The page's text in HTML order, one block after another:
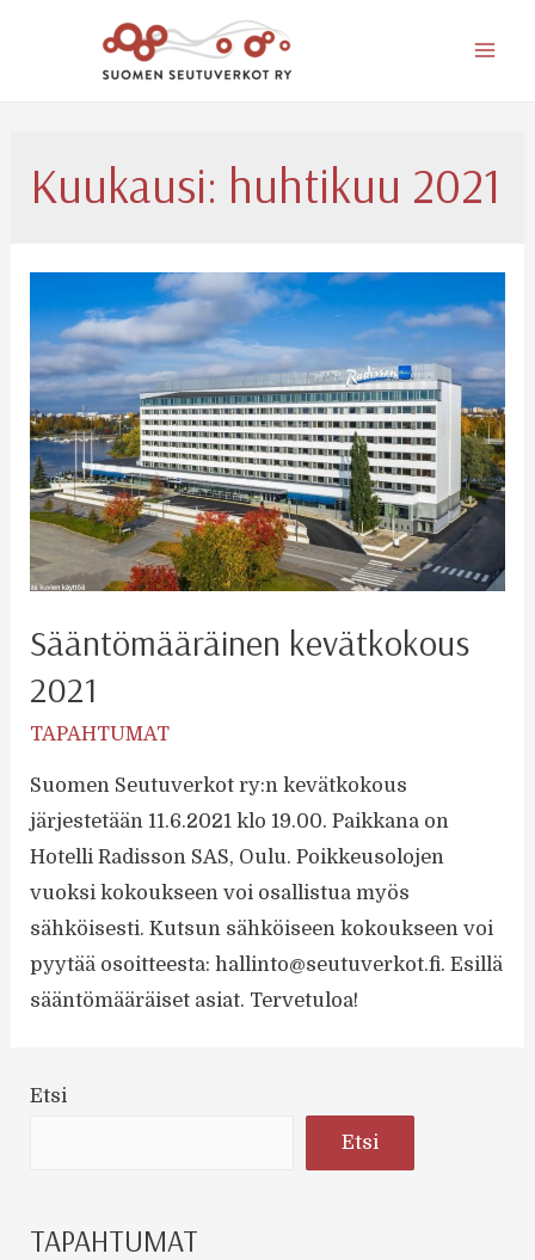
Kuukausi: huhtikuu 2021
Sääntömääräinen kevätkokous
2021
TAPAHTUMAT
Suomen Seutuverkot ry:n kevätkokous
järjestetään 11.6.2021 klo 19.00. Paikkana on
Hotelli Radisson SAS, Oulu. Poikkeusolojen
vuoksi kokoukseen voi osallistua myös
sähköisesti. Kutsun sähköiseen kokoukseen voi
pyytää osoitteesta: hallinto@seutuverkot.fi. Esillä
sääntömääräiset asiat. Tervetuloa!
Etsi
Etsi
TAPAHTUMAT